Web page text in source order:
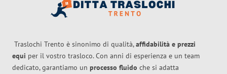
Traslochi Trento è sinonimo di qualità,affidabilità e prezzi
equi per il vostro trasloco. Con anni di esperienza e un team
dedicato, garantiamo un processo fluido che si adatta